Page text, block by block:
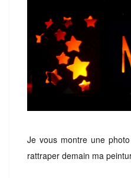
Je vous montre une
rattraper demain ma